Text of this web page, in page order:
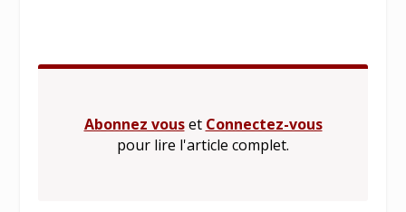
Abonnez vouset Connectez-vous
pour lire l'article complet.